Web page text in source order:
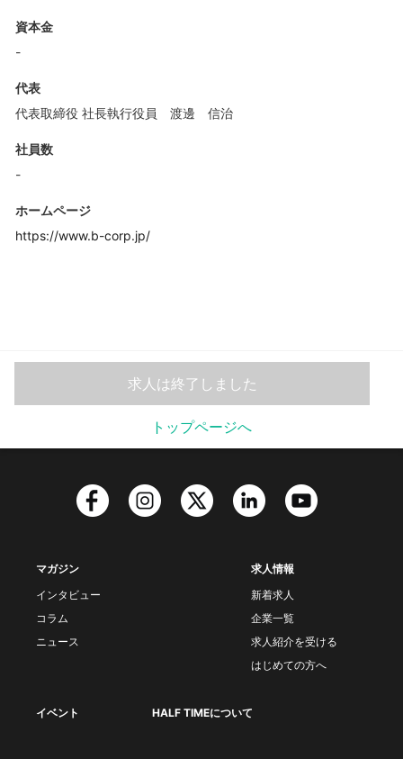
資本金
-
代表
代表取締役 社長執行役員 渡邊 信治
社員数
-
ホームページ
https://www.b-corp.jp/
求人は終了しました
トップページへ
マガジン
インタビュー
コラム
ニュース
求人情報
新着求人
企業一覧
求人紹介を受ける
はじめての方へ
イベント HALF TIMEについて